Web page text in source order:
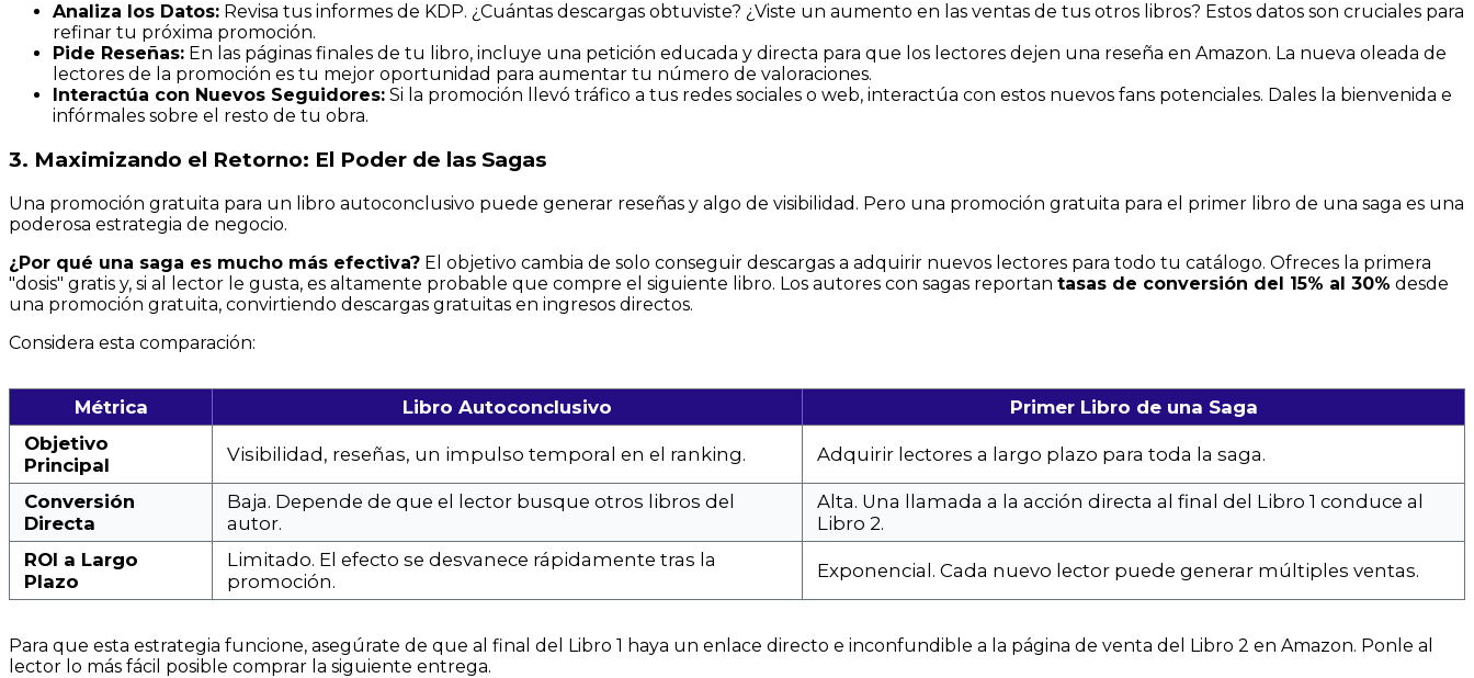
Analiza los Datos: Revisa tus informes de KDP. ¿Cuántas descargas obtuviste? ¿Viste un aumento en las ventas de tus otros libros? Estos datos son cruciales para
refinar tu próxima promoción.
Pide Reseñas: En las páginas finales de tu libro, incluye una petición educada y directa para que los lectores dejen una reseña en Amazon. La nueva oleada de
lectores de la promoción es tu mejor oportunidad para aumentar tu número de valoraciones.
Interactúa con Nuevos Seguidores: Si la promoción llevó tráfico a tus redes sociales o web, interactúa con estos nuevos fans potenciales. Dales la bienvenida e
infórmales sobre el resto de tu obra.
3. Maximizando el Retorno: El Poder de las Sagas
Una promoción gratuita para un libro autoconclusivo puede generar reseñas y algo de visibilidad. Pero una promoción gratuita para el primer libro de una saga es una
poderosa estrategia de negocio.
¿Por qué una saga es mucho más efectiva? El objetivo cambia de solo conseguir descargas a adquirir nuevos lectores para todo tu catálogo. Ofreces la primera
"dosis" gratis y, si al lector le gusta, es altamente probable que compre el siguiente libro. Los autores con sagas reportan tasas de conversión del 15% al 30% desde
una promoción gratuita, convirtiendo descargas gratuitas en ingresos directos.
Considera esta comparación:
Métrica Libro Autoconclusivo
Primer Libro de una Saga
Objetivo
Principal
Visibilidad, reseñas, un impulso temporal en el ranking. Adquirir lectores a largo plazo para toda la saga.
Conversión
Directa
Baja. Depende de que el lector busque otros libros del
autor.
Alta. Una llamada a la acción directa al final del Libro 1 conduce al
Libro 2.
ROI a Largo
Plazo
Limitado. El efecto se desvanece rápidamente tras la
promoción.
Exponencial. Cada nuevo lector puede generar múltiples ventas.
Para que esta estrategia funcione, asegúrate de que al final del Libro 1 haya un enlace directo e inconfundible a la página de venta del Libro 2 en Amazon. Ponle al
lector lo más fácil posible comprar la siguiente entrega.